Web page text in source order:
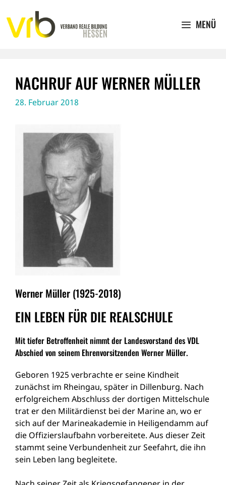
Inhalt
springen
MENÜ
NACHRUF AUF WERNER MÜLLER
28. Februar 2018
Werner Müller (1925-2018)
EIN LEBEN FÜR DIE REALSCHULE
Mit tiefer Betroffenheit nimmt der Landesvorstand des VDL
Abschied von seinem Ehrenvorsitzenden Werner Müller.
Geboren 1925 verbrachte er seine Kindheit
zunächst im Rheingau, später in Dillenburg. Nach
erfolgreichem Abschluss der dortigen Mittelschule
trat er den Militärdienst bei der Marine an, wo er
sich auf der Marineakademie in Heiligendamm auf
die Offizierslaufbahn vorbereitete. Aus dieser Zeit
stammt seine Verbundenheit zur Seefahrt, die ihn
sein Leben lang begleitete.